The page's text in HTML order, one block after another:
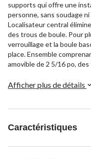
supports qui offre une
personne, sans soudage
Localisateur central
des trous de boule. Pour
verrouillage et la boule
place. Ensemble
amovible de 2 5/16 po,
finition chromé, un
carbure durable et testée
norme SAE J2638.
Afficher plus de détails
Caractéristiques